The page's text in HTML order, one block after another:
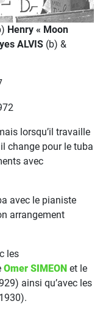
Henry « Moon
ALVIS (b) &
lorsqu’il travaille
change pour le tuba
avec
avec le pianiste
arrangement
les
Omer SIMEON et le
ainsi qu’avec les